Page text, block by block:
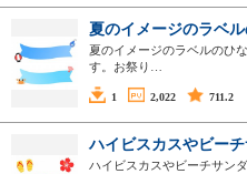
夏のイメージのラベ
夏のイメージのラベルのひ
す。お祭り…
1 2,022 711.2
ハイビスカスやビー
ハイビスカスやビーチサン